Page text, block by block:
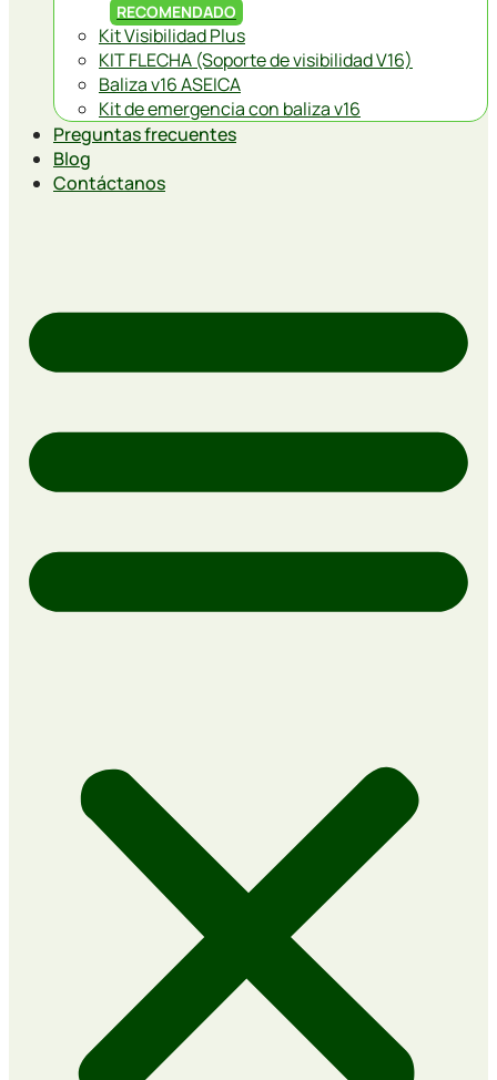
RECOMENDADO
Kit Visibilidad Plus
KIT FLECHA (Soporte de visibilidad V16)
Baliza v16 ASEICA
Kit de emergencia con baliza v16
Preguntas frecuentes
Blog
Contáctanos